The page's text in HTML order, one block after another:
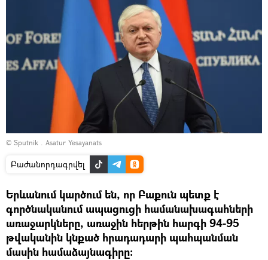
© Sputnik . Asatur Yesayanats
Բաժանորդագրվել
Երևանում կարծում են, որ Բաքուն պետք է
գործնականում ապացուցի համանախագահների
առաջարկները, առաջին հերթին հարգի 94-95
թվականին կնքած հրադադարի պահպանման
մասին համաձայնագիրը։